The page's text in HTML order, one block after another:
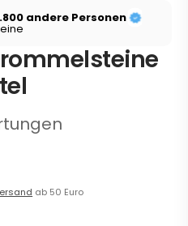
andere Personen
ab 50 Euro